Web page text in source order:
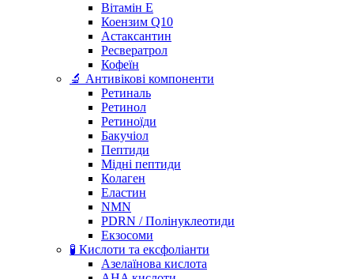
Вітамін Е
Коензим Q10
Астаксантин
Ресвератрол
Кофеїн
🔬 Антивікові компоненти
Ретиналь
Ретинол
Ретиноїди
Бакучіол
Пептиди
Мідні пептиди
Колаген
Еластин
NMN
PDRN / Полінуклеотиди
Екзосоми
🧪 Кислоти та ексфоліанти
Азелаїнова кислота